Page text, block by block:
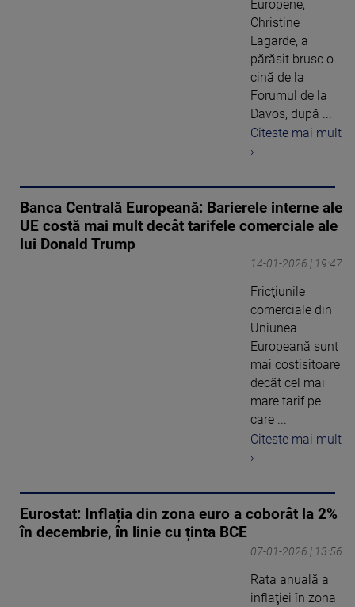
Europene,
Christine
Lagarde, a
părăsit brusc o
cină de la
Forumul de la
Davos, după ...
Citeste mai mult
›
Banca Centrală Europeană: Barierele interne ale
UE costă mai mult decât tarifele comerciale ale
lui Donald Trump
14-01-2026 | 19:47
Fricţiunile
comerciale din
Uniunea
Europeană sunt
mai costisitoare
decât cel mai
mare tarif pe
care ...
Citeste mai mult
›
Eurostat: Inflația din zona euro a coborât la 2%
în decembrie, în linie cu ținta BCE
07-01-2026 | 13:56
Rata anuală a
inflaţiei în zona